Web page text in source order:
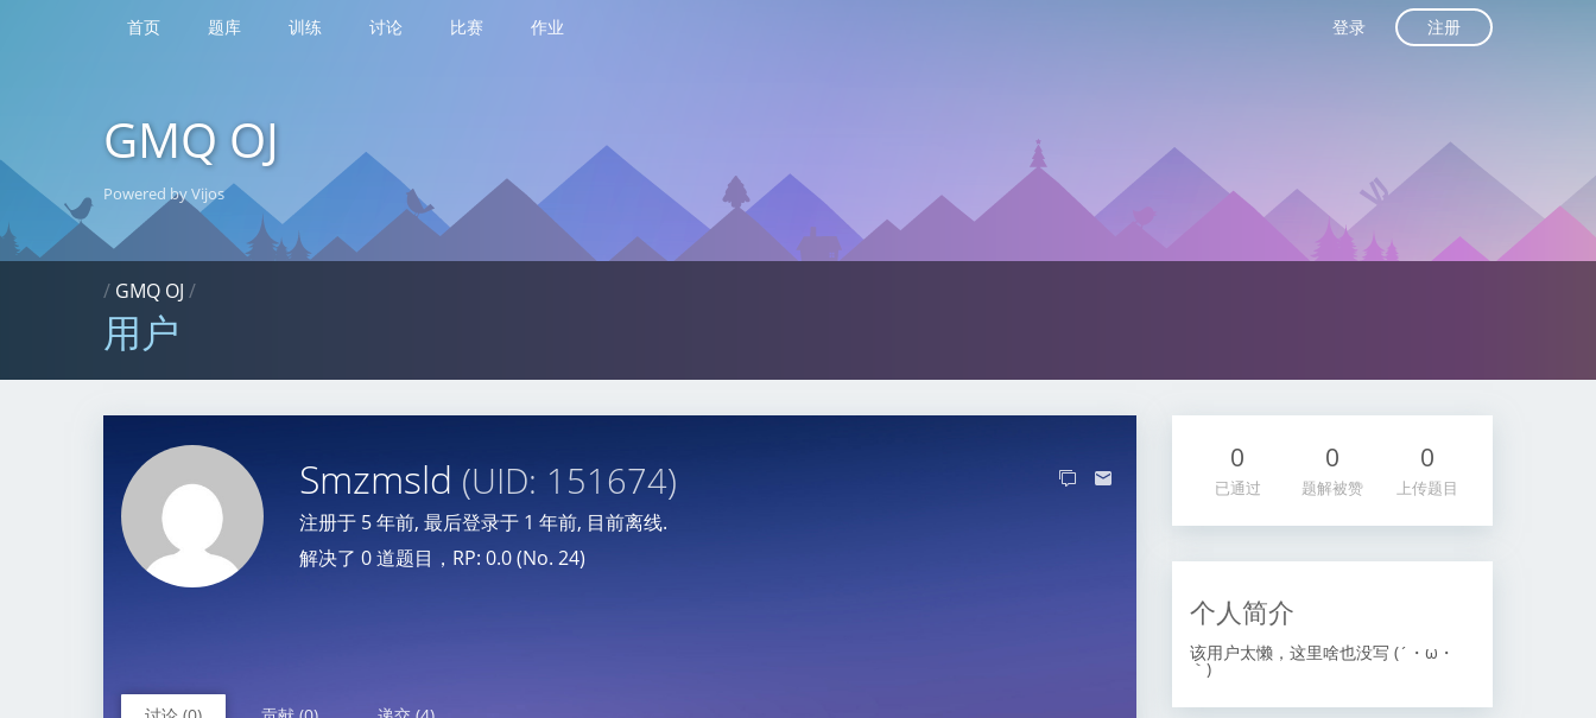
首页 题库 训练 讨论 比赛 作业 登录 注册
GMQ OJ
Powered by Vijos
/ GMQ OJ /
用户
Smzmsld (UID: 151674)
注册于 5 年前, 最后登录于 1 年前, 目前离线.
解决了 0 道题目，RP: 0.0 (No. 24)
0
已通过
0
题解被赞
0
上传题目
个人简介
该用户太懒，这里啥也没写 (´・ω・
｀)